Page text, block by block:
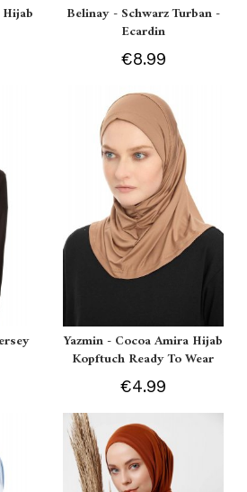
Belinay - Schwarz Turban -
Ecardin
€8.99
Yazmin - Cocoa Amira Hijab
Kopftuch Ready To Wear
€4.99